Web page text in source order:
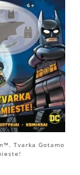
Tvarka Gotamo